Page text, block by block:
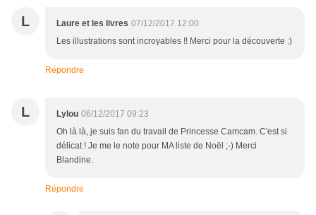
L Laure et les livres 07/12/2017 12:00
Les illustrations sont incroyables !! Merci pour la découverte :)
Répondre
L Lylou 06/12/2017 09:23
Oh là là, je suis fan du travail de Princesse Camcam. C'est si
délicat ! Je me le note pour MA liste de Noël ;-) Merci
Blandine.
Répondre